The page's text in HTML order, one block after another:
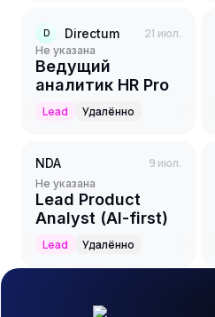
офиса
D Directum 21 июл.
Не указана
Ведущий
аналитик HR Pro
Lead Удалённо
NDA 9 июл.
Не указана
Lead Product
Analyst (AI-first)
Lead Удалённо